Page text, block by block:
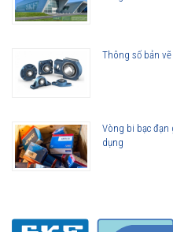
Thông số bản vẽ
Vòng bi bạc
dụng